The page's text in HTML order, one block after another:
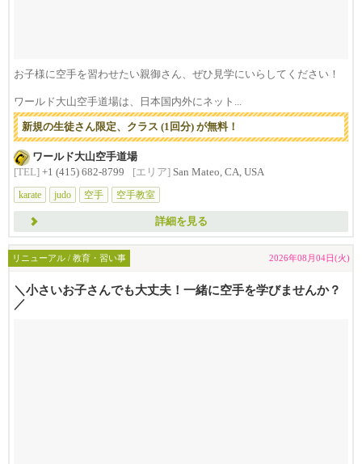
お子様に空手を習わせたい親御さん、ぜひ見学にいらしてください！
ワールド大山空手道場は、日本国内外にネット...
新規の生徒さん限定、クラス (1回分) が無料！
ワールド大山空手道場
[TEL] +1 (415) 682-8799 [エリア] San Mateo, CA, USA
karate
judo 空手 空手教室
詳細を見る
リニューアル / 教育・習い事 2026年08月04日(火)
＼小さいお子さんでも大丈夫！一緒に空手を学びませんか？
／